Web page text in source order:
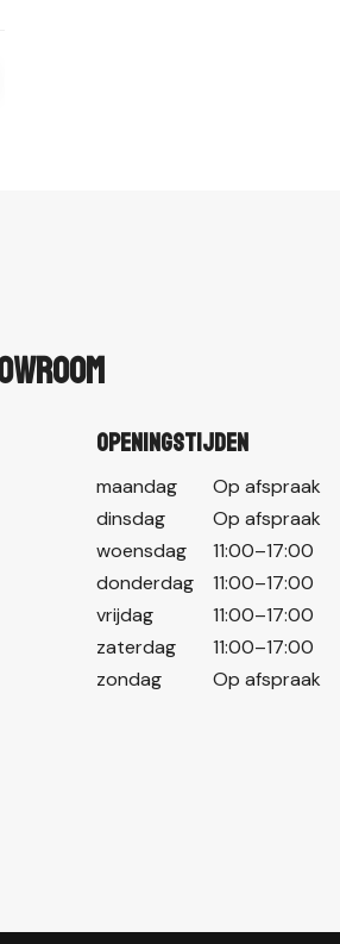
Openingstijden
maandag
Op afspraak
dinsdag
Op afspraak
woensdag
11:00–17:00
donderdag
11:00–17:00
vrijdag
11:00–17:00
zaterdag
11:00–17:00
zondag
Op afspraak